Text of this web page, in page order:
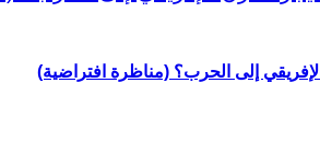
الإفريقي إلى الحرب؟ (مناظرة افتراضية)